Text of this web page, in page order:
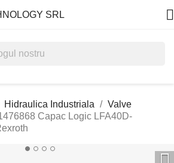

Hidraulica Industriala
Valve
Capac Logic LFA40D-